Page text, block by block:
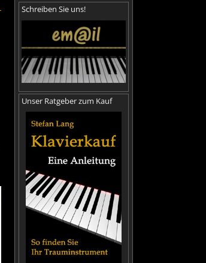
Schreiben Sie uns!
Unser Ratgeber zum Kauf